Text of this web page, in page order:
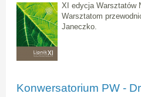
XI edycja Warsztatów
Warsztatom
Janeczko.
Konwersatorium PW -